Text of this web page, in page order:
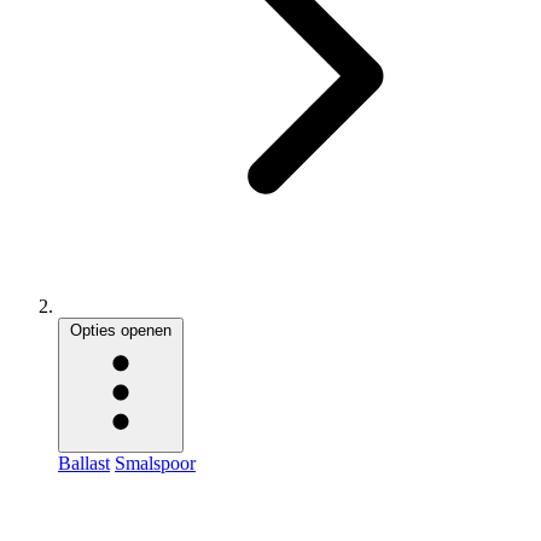
Opties openen
Ballast Smalspoor